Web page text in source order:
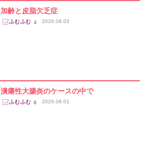
加齢と皮脂欠乏症
4 2026.08.03
潰瘍性大腸炎のケースの中で
8 2026.08.01